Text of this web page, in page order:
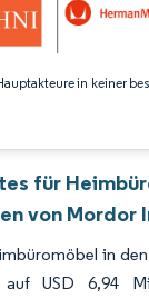
in keiner
für
von Mordor
in
USD 6,94